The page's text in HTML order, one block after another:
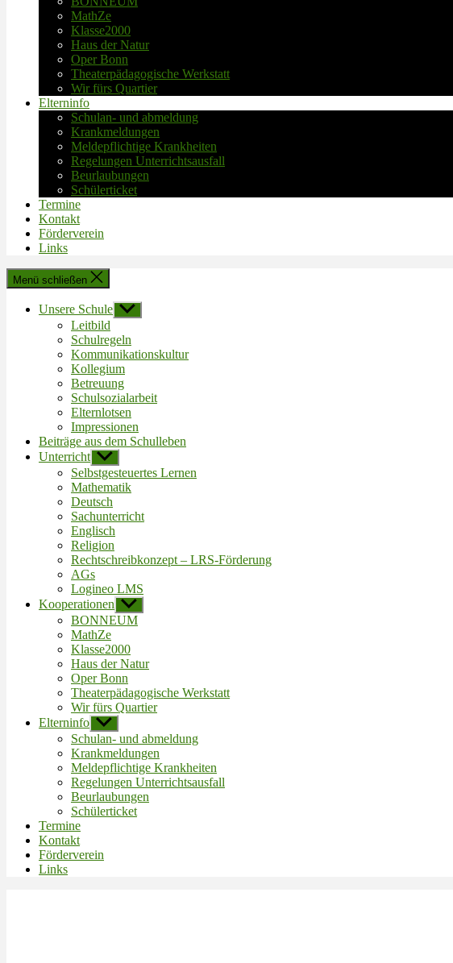
MathZe
Klasse2000
Haus der Natur
Oper Bonn
Theaterpädagogische Werkstatt
Wir fürs Quartier
Elterninfo
Schulan- und abmeldung
Krankmeldungen
Meldepflichtige Krankheiten
Regelungen Unterrichtsausfall
Beurlaubungen
Schülerticket
Termine
Kontakt
Förderverein
Links
Menü schließen
Unsere Schule Untermenü
anzeigen
Leitbild
Schulregeln
Kommunikationskultur
Kollegium
Betreuung
Schulsozialarbeit
Elternlotsen
Impressionen
Beiträge aus dem Schulleben
Unterricht Untermenü
anzeigen
Selbstgesteuertes Lernen
Mathematik
Deutsch
Sachunterricht
Englisch
Religion
Rechtschreibkonzept – LRS-Förderung
AGs
Logineo LMS
Kooperationen Untermenü
anzeigen
BONNEUM
MathZe
Klasse2000
Haus der Natur
Oper Bonn
Theaterpädagogische Werkstatt
Wir fürs Quartier
Elterninfo Untermenü
anzeigen
Schulan- und abmeldung
Krankmeldungen
Meldepflichtige Krankheiten
Regelungen Unterrichtsausfall
Beurlaubungen
Schülerticket
Termine
Kontakt
Förderverein
Links